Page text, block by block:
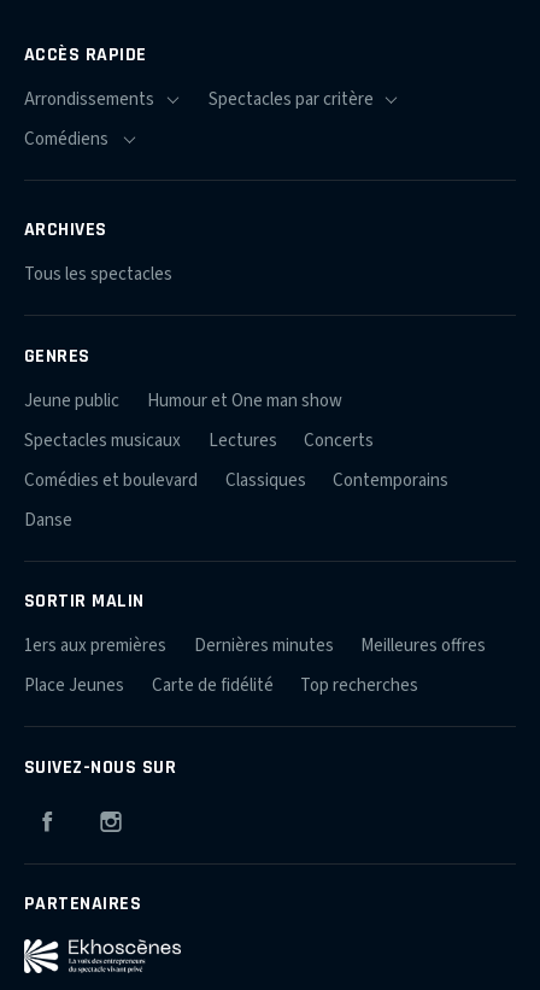
ACCÈS RAPIDE
ARCHIVES
Tous les spectacles
GENRES
Jeune public
Humour et One man show
Spectacles musicaux
Lectures
Concerts
Comédies et boulevard
Classiques
Contemporains
Danse
SORTIR MALIN
1ers aux premières Dernières minutes
Meilleures offres
Place Jeunes
Carte de fidélité Top recherches
SUIVEZ-NOUS SUR
Facebook
PARTENAIRES